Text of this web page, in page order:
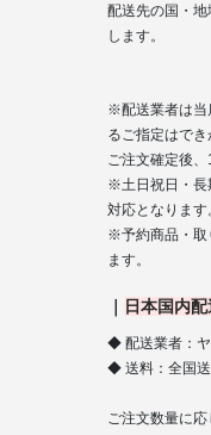
配送先の国・
します。
※配送業者は当
るご指定はでき
ご注文確定後
※土日祝日・長
対応となります
※予約商品・取
ます。
日本国内
◆ 配送業者：
◆ 送料：全国
ご注文数量に応